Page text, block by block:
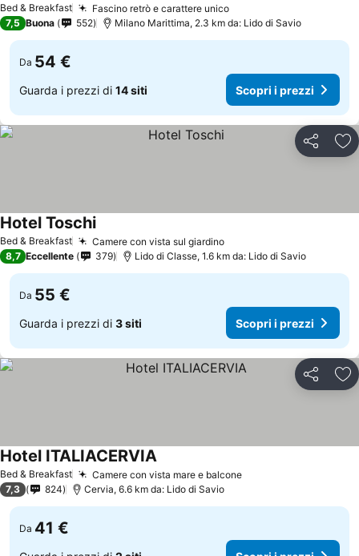
Bed & Breakfast Fascino retrò e carattere unicoScopri i prezzi
7,5 Buona 552 Milano Marittima, 2.3 km da: Lido di Savio
Da 54 €
Guarda i prezzi di 14 siti Scopri i prezzi
Condividi
Bed & Breakfast Camere con vista sul giardinoScopri i prezzi
Hotel ToschiScopri i prezzi
8,7 Eccellente 379 Lido di Classe, 1.6 km da: Lido di Savio
Da 55 €
Guarda i prezzi di 3 siti Scopri i prezzi
Condividi
Bed & Breakfast Camere con vista mare e balconeScopri i prezzi
Hotel ITALIACERVIAScopri i prezzi
7,3 824 Cervia, 6.6 km da: Lido di Savio
Da 41 €